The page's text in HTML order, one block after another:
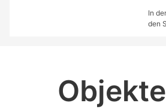
In
den
Objekte